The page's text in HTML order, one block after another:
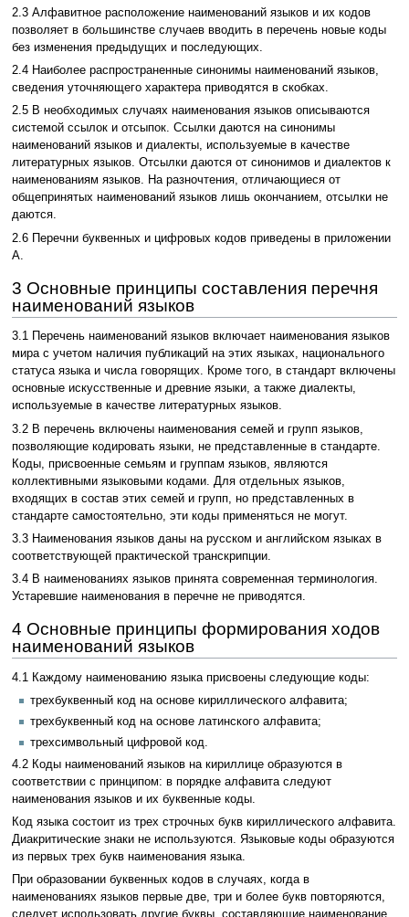
2.3 Алфавитное расположение наименований языков и их кодов
позволяет в большинстве случаев вводить в перечень новые коды
без изменения предыдущих и последующих.
2.4 Наиболее распространенные синонимы наименований языков,
сведения уточняющего характера приводятся в скобках.
2.5 В необходимых случаях наименования языков описываются
системой ссылок и отсыпок. Ссылки даются на синонимы
наименований языков и диалекты, используемые в качестве
литературных языков. Отсылки даются от синонимов и диалектов к
наименованиям языков. На разночтения, отличающиеся от
общепринятых наименований языков лишь окончанием, отсылки не
даются.
2.6 Перечни буквенных и цифровых кодов приведены в приложении
А.
3 Основные принципы составления перечня
наименований языков
3.1 Перечень наименований языков включает наименования языков
мира с учетом наличия публикаций на этих языках, национального
статуса языка и числа говорящих. Кроме того, в стандарт включены
основные искусственные и древние языки, а также диалекты,
используемые в качестве литературных языков.
3.2 В перечень включены наименования семей и групп языков,
позволяющие кодировать языки, не представленные в стандарте.
Коды, присвоенные семьям и группам языков, являются
коллективными языковыми кодами. Для отдельных языков,
входящих в состав этих семей и групп, но представленных в
стандарте самостоятельно, эти коды применяться не могут.
3.3 Наименования языков даны на русском и английском языках в
соответствующей практической транскрипции.
3.4 В наименованиях языков принята современная терминология.
Устаревшие наименования в перечне не приводятся.
4 Основные принципы формирования ходов
наименований языков
4.1 Каждому наименованию языка присвоены следующие коды:
трехбуквенный код на основе кириллического алфавита;
трехбуквенный код на основе латинского алфавита;
трехсимвольный цифровой код.
4.2 Коды наименований языков на кириллице образуются в
соответствии с принципом: в порядке алфавита следуют
наименования языков и их буквенные коды.
Код языка состоит из трех строчных букв кириллического алфавита.
Диакритические знаки не используются. Языковые коды образуются
из первых трех букв наименования языка.
При образовании буквенных кодов в случаях, когда в
наименованиях языков первые две, три и более букв повторяются,